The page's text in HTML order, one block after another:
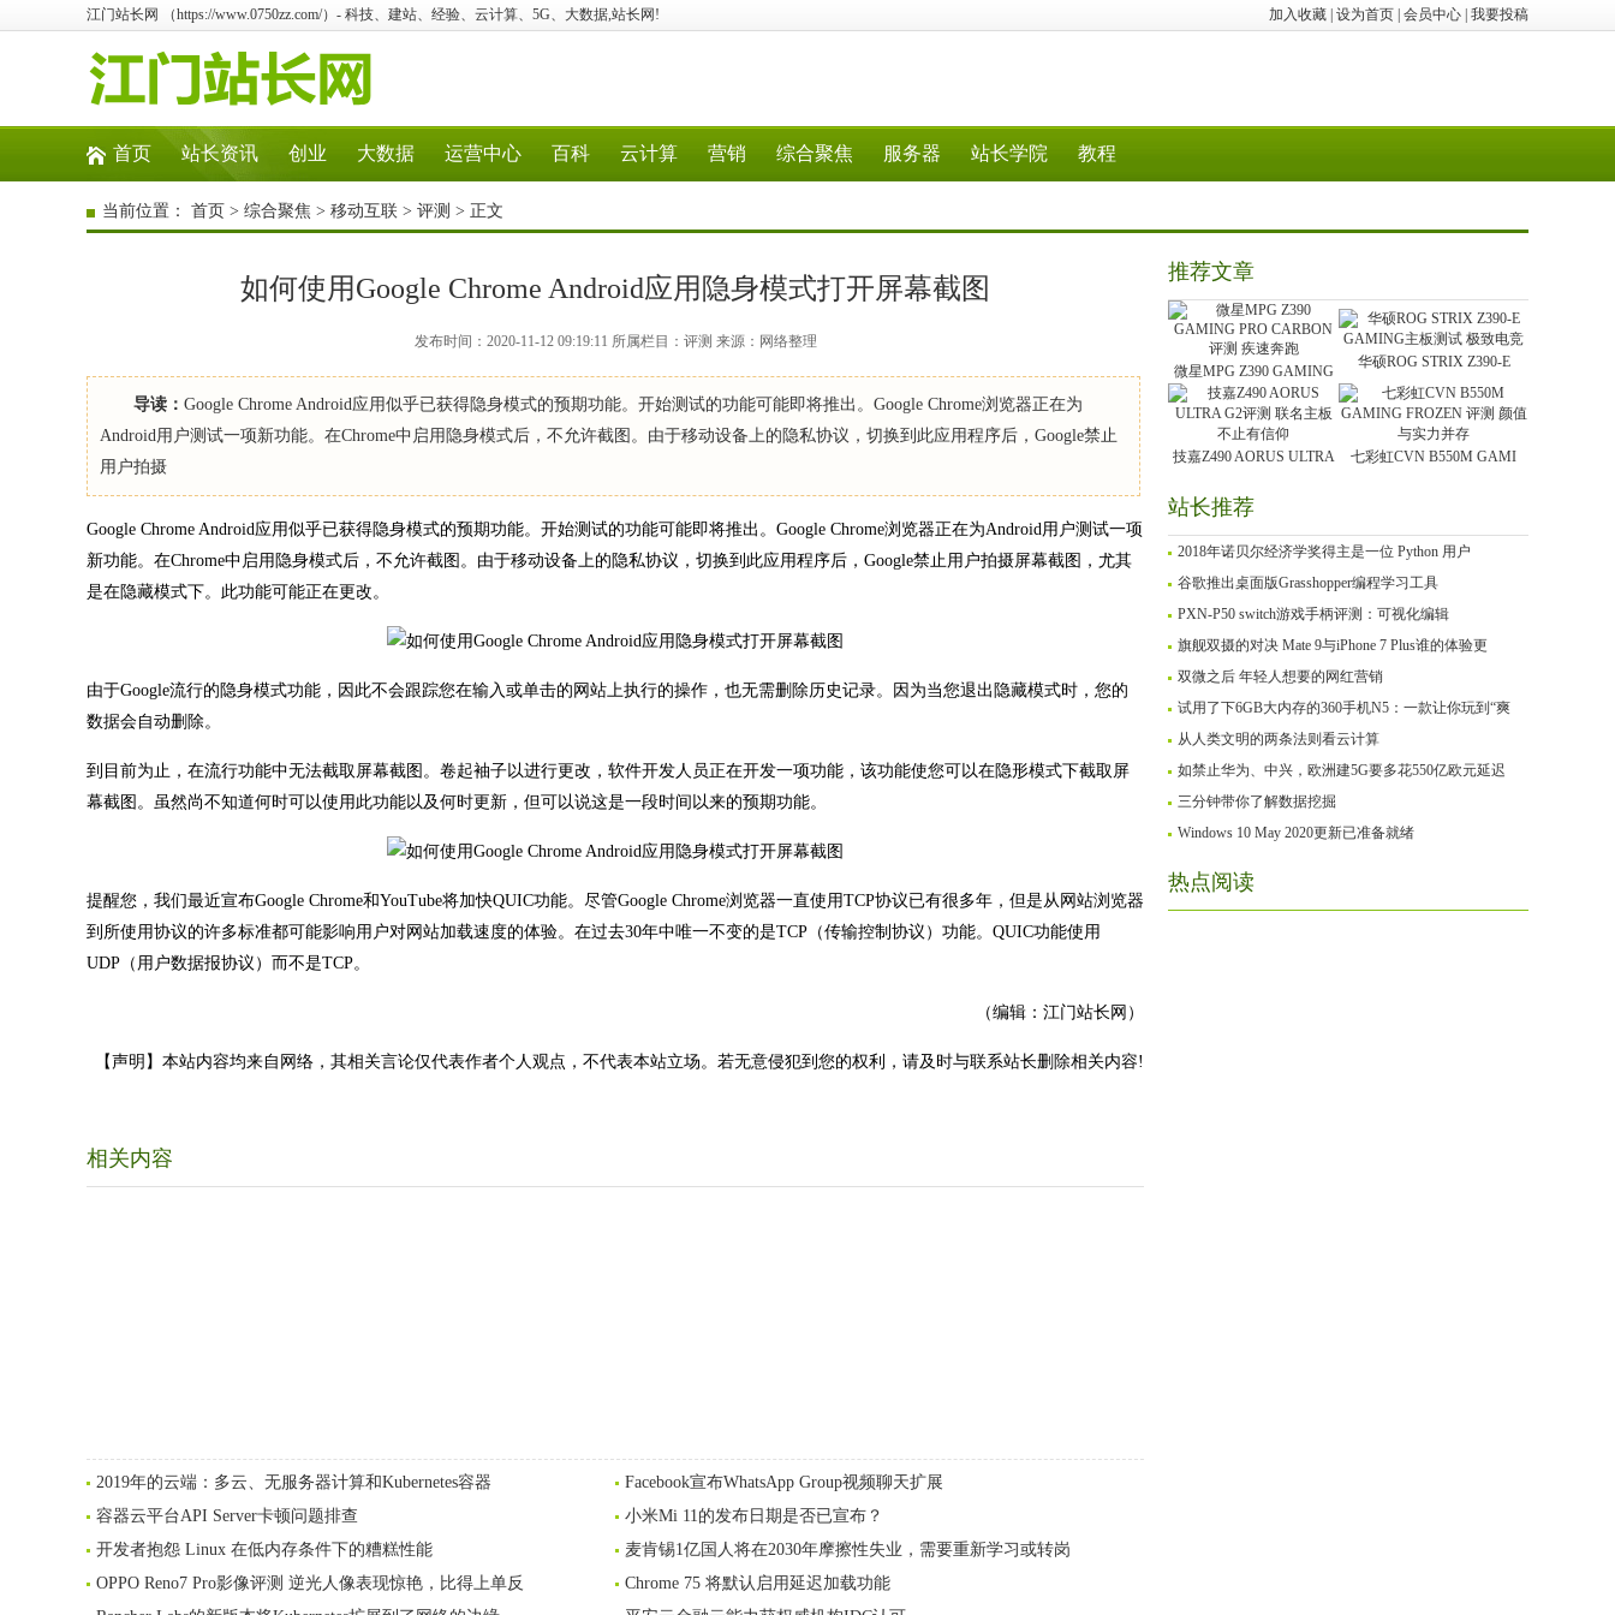
加入收藏 设为首页 会员中心 我要投稿
江门站长网 （https://www.0750zz.com/）- 科技、建站、经验、云计算、5G、大数据,站长网!
首页 站长资讯 创业 大数据 运营中心 百科 云计算 营销 综合聚焦 服务器 站长学院 教程
当前位置： 首页 > 综合聚焦 > 移动互联 > 评测 > 正文
如何使用Google Chrome Android应用隐身模式打开屏幕截图
发布时间：2020-11-12 09:19:11 所属栏目：评测 来源：网络整理
导读： Google Chrome Android应用似乎已获得隐身模式的预期功能。开始测试的功能可能即将推出。Google Chrome浏览器正在为
Android用户测试一项新功能。在Chrome中启用隐身模式后，不允许截图。由于移动设备上的隐私协议，切换到此应用程序后，Google禁止
用户拍摄
Google Chrome Android应用似乎已获得隐身模式的预期功能。开始测试的功能可能即将推出。Google Chrome浏览器正在为Android用户测试一项
新功能。在Chrome中启用隐身模式后，不允许截图。由于移动设备上的隐私协议，切换到此应用程序后，Google禁止用户拍摄屏幕截图，尤其
是在隐藏模式下。此功能可能正在更改。
由于Google流行的隐身模式功能，因此不会跟踪您在输入或单击的网站上执行的操作，也无需删除历史记录。因为当您退出隐藏模式时，您的
数据会自动删除。
到目前为止，在流行功能中无法截取屏幕截图。卷起袖子以进行更改，软件开发人员正在开发一项功能，该功能使您可以在隐形模式下截取屏
幕截图。虽然尚不知道何时可以使用此功能以及何时更新，但可以说这是一段时间以来的预期功能。
提醒您，我们最近宣布Google Chrome和YouTube将加快QUIC功能。尽管Google Chrome浏览器一直使用TCP协议已有很多年，但是从网站浏览器
到所使用协议的许多标准都可能影响用户对网站加载速度的体验。在过去30年中唯一不变的是TCP（传输控制协议）功能。QUIC功能使用
UDP（用户数据报协议）而不是TCP。
（编辑：江门站长网）
【声明】本站内容均来自网络，其相关言论仅代表作者个人观点，不代表本站立场。若无意侵犯到您的权利，请及时与联系站长删除相关内容!
相关内容
2019年的云端：多云、无服务器计算和Kubernetes容器
Facebook宣布WhatsApp Group视频聊天扩展
容器云平台API Server卡顿问题排查
小米Mi 11的发布日期是否已宣布？
开发者抱怨 Linux 在低内存条件下的糟糕性能
麦肯锡1亿国人将在2030年摩擦性失业，需要重新学习或转岗
OPPO Reno7 Pro影像评测 逆光人像表现惊艳，比得上单反
Chrome 75 将默认启用延迟加载功能
推荐文章
微星MPG Z390 GAMING
华硕ROG STRIX Z390-E
技嘉Z490 AORUS ULTRA 七彩虹CVN B550M GAMI
站长推荐
2018年诺贝尔经济学奖得主是一位 Python 用户
谷歌推出桌面版Grasshopper编程学习工具
PXN-P50 switch游戏手柄评测：可视化编辑
旗舰双摄的对决 Mate 9与iPhone 7 Plus谁的体验更
双微之后 年轻人想要的网红营销
试用了下6GB大内存的360手机N5：一款让你玩到“爽
从人类文明的两条法则看云计算
如禁止华为、中兴，欧洲建5G要多花550亿欧元延迟
三分钟带你了解数据挖掘
Windows 10 May 2020更新已准备就绪
热点阅读